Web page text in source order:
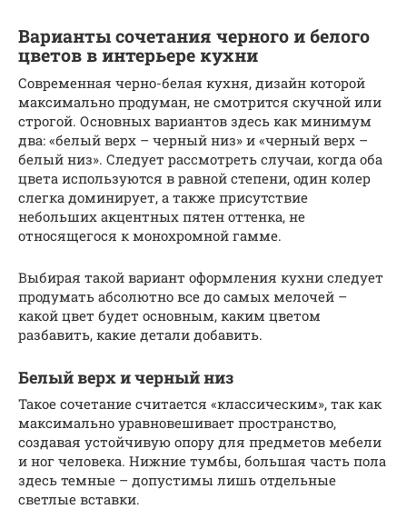
Варианты сочетания черного и белого
цветов в интерьере кухни
Современная черно-белая кухня, дизайн которой
максимально продуман, не смотрится скучной или
строгой. Основных вариантов здесь как минимум
два: «белый верх – черный низ» и «черный верх –
белый низ». Следует рассмотреть случаи, когда оба
цвета используются в равной степени, один колер
слегка доминирует, а также присутствие
небольших акцентных пятен оттенка, не
относящегося к монохромной гамме.
Выбирая такой вариант оформления кухни следует
продумать абсолютно все до самых мелочей –
какой цвет будет основным, каким цветом
разбавить, какие детали добавить.
Белый верх и черный низ
Такое сочетание считается «классическим», так как
максимально уравновешивает пространство,
создавая устойчивую опору для предметов мебели
и ног человека. Нижние тумбы, большая часть пола
здесь темные – допустимы лишь отдельные
светлые вставки.